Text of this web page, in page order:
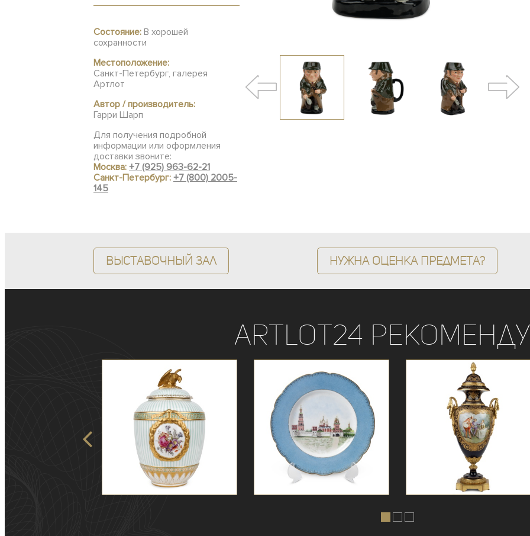
Состояние: В хорошей
сохранности
Местоположение:
Санкт-Петербург, галерея
Артлот
Автор / производитель:
Гарри Шарп
Для получения подробной
информации или оформления
доставки звоните:
Москва: +7 (925) 963-62-21
Санкт-Петербург: +7 (800) 2005-
145
Выставочный зал Нужна оценка предмета?
ArtLot24